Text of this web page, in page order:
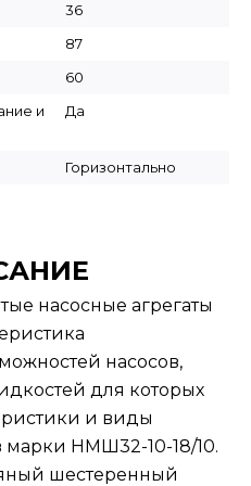
36
87
60
и
Да
Горизонтально
насосные агрегаты
насосов,
для которых
и виды
НМШ32-10-18/10.
шестеренный